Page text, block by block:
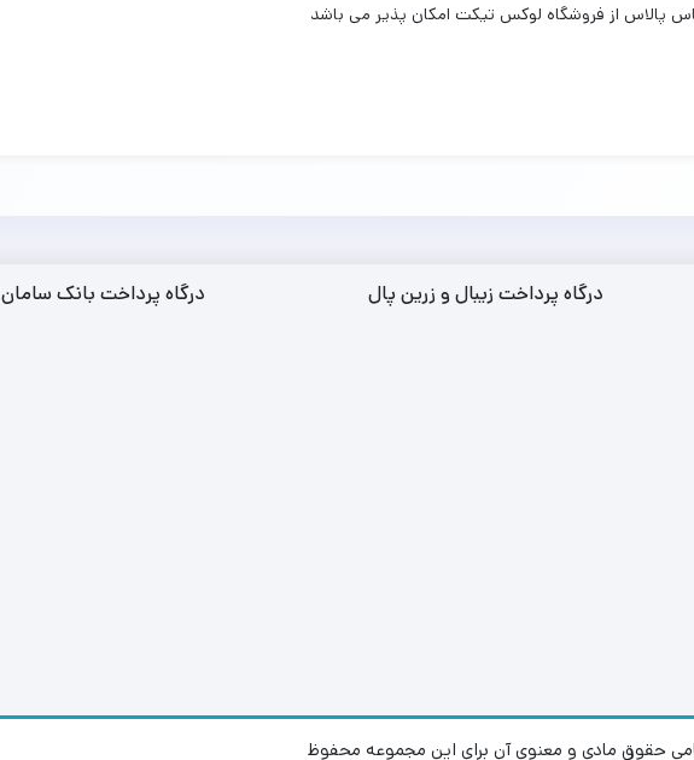
پالاس از فروشگاه لوکس تیکت امکان پذیر می باشد
درگاه پرداخت زیبال و زرین پال درگاه پرداخت بانک سامان
حقوق مادی و معنوی آن برای این مجموعه محفوظ